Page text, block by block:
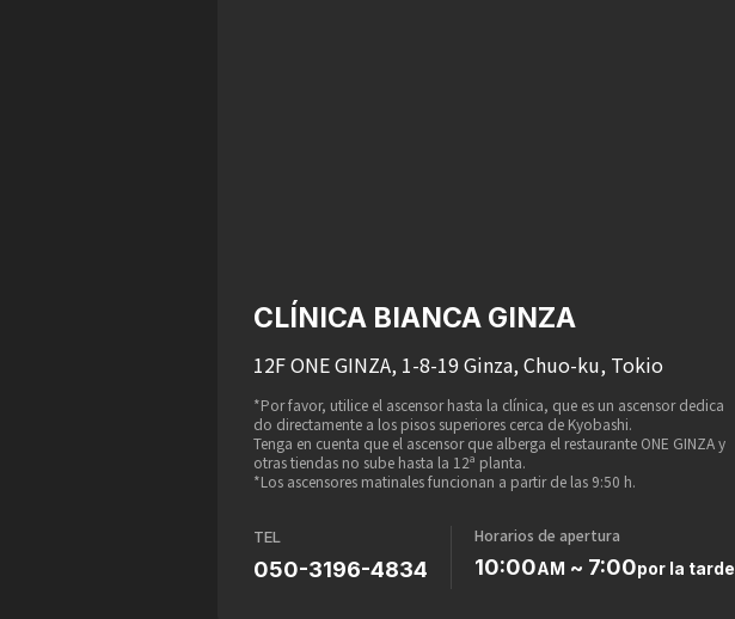
CLÍNICA BIANCA GINZA
12F ONE GINZA, 1-8-19 Ginza, Chuo-ku, Tokio
*Por favor, utilice el ascensor hasta la clínica, que es un ascensor dedica
do directamente a los pisos superiores cerca de Kyobashi.
Tenga en cuenta que el ascensor que alberga el restaurante ONE GINZA y
otras tiendas no sube hasta la 12ª planta.
*Los ascensores matinales funcionan a partir de las 9:50 h.
TEL
050-3196-4834
Horarios de apertura
10:00AM ~ 7:00por la tarde